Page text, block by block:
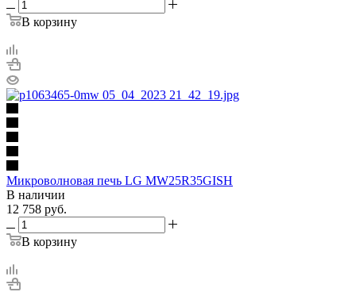
В корзину
Микроволновая печь LG MW25R35GISH
В наличии
12 758 руб.
В корзину